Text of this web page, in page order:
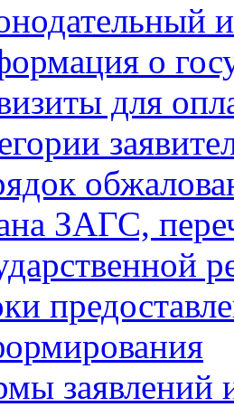
о
для
ЗАГС,
заявлений